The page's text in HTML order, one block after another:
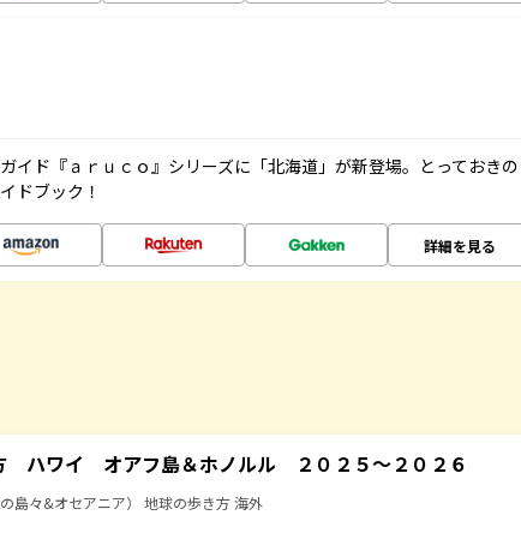
イド『ａｒｕｃｏ』シリーズに「北海道」が新登場。とっておきの
ドブック！
詳細を見る
ハワイ オアフ島＆ホノルル ２０２５～２０２６
島々&オセアニア） 地球の歩き方 海外